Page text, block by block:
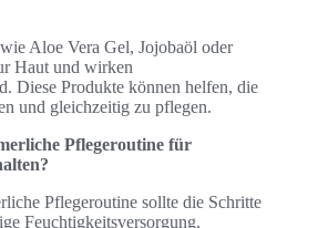
Aloe Vera Gel, Jojobaöl oder
Haut und wirken
Diese Produkte können helfen, die
und gleichzeitig zu pflegen.
Pflegeroutine für
Pflegeroutine sollte die Schritte
Feuchtigkeitsversorgung,